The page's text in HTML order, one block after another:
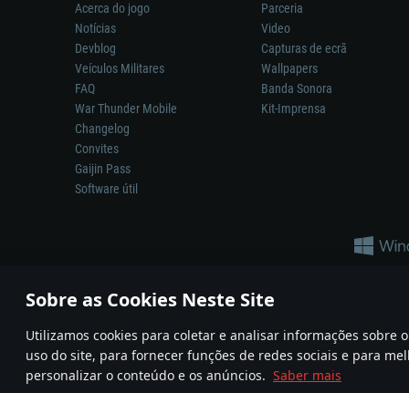
Sobre as Cookies Neste Site
Utilizamos cookies para coletar e analisar informações sobre
uso do site, para fornecer funções de redes sociais e para
personalizar o conteúdo e os anúncios. Saber mais
Acerca do jogo
Notícias
Devblog
Veículos Militares
FAQ
War Thunder Mobile
Changelog
Convites
Gaijin Pass
Software útil
Parceria
Video
Capturas de ecrã
Wallpapers
Banda Sonora
Kit-Imprensa
A reprodução de qualquer sistema de armas ou veículo neste
© 2011—2026 Gaijin Games Kft. All trademarks, logos and brand
Termos e condições Termos de Serviço